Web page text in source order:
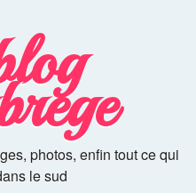
photos, enfin tout ce qui
le sud